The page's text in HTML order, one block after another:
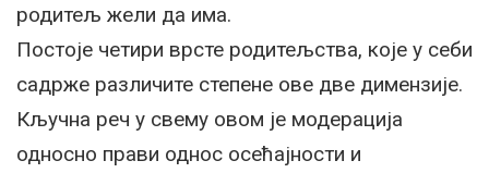
родитељ жели да има.
Постоје четири врсте родитељства, које у себи
садрже различите степене ове две димензије.
Кључна реч у свему овом је модерација
односно прави однос осећајности и